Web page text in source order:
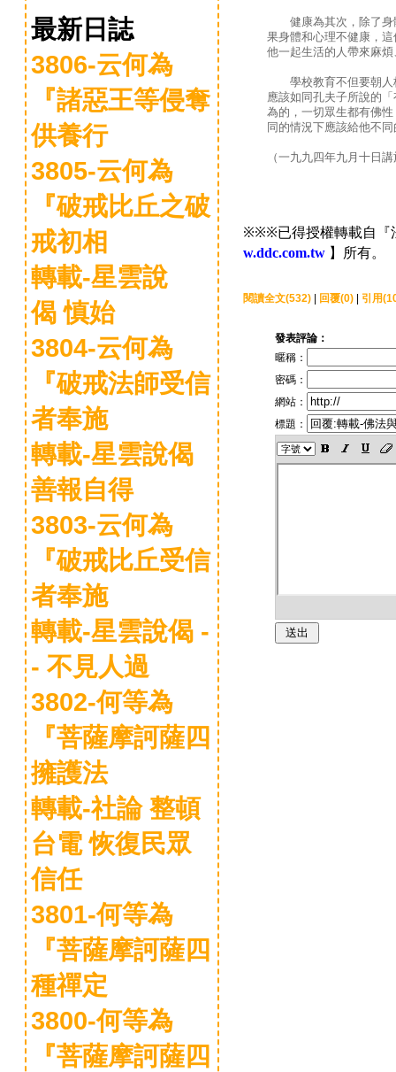
最新日誌
3806-云何為
『諸惡王等侵奪
供養行
3805-云何為
『破戒比丘之破
戒初相
轉載-星雲說
偈 慎始
3804-云何為
『破戒法師受信
者奉施
轉載-星雲說偈
善報自得
3803-云何為
『破戒比丘受信
者奉施
轉載-星雲說偈 -
- 不見人過
3802-何等為
『菩薩摩訶薩四
擁護法
轉載-社論 整頓
台電 恢復民眾
信任
3801-何等為
『菩薩摩訶薩四
種禪定
3800-何等為
『菩薩摩訶薩四
健康為其次，除了身
果身體和心理不健康，
他一起生活的人帶來麻
學校教育不但要朝人
應該如同孔夫子所說的
為的，一切眾生都有佛
同的情況下應該給他不
（一九九四年九月十日
※※※已得授權轉載自『
w.ddc.com.tw 】所有。
閱讀全文(532) 回覆(0) 引用
發表評論：
暱稱：
密碼：
網站：
標題：